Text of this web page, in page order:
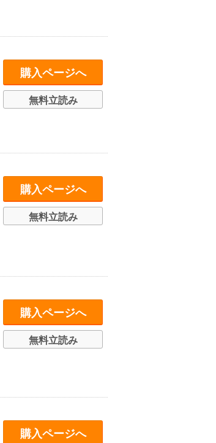
購入ページへ
無料立読み
購入ページへ
無料立読み
購入ページへ
無料立読み
購入ページへ